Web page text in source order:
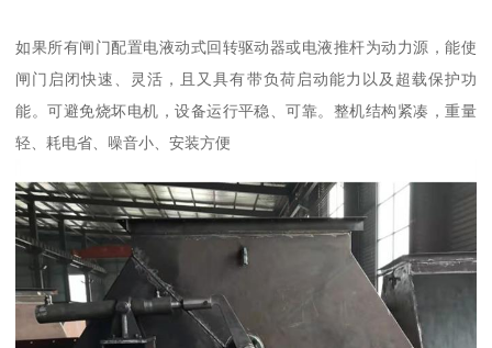
如果所有闸门配置电液动式回转驱动器或电液推杆为动力源，能使
闸门启闭快速、灵活，且又具有带负荷启动能力以及超载保护功
能。可避免烧坏电机，设备运行平稳、可靠。整机结构紧凑，重量
轻、耗电省、噪音小、安装方便